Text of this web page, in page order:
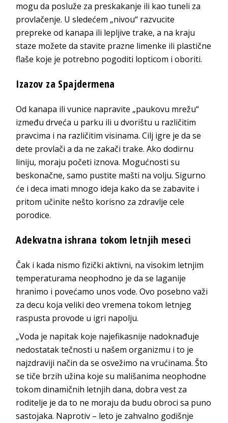
mogu da posluže za preskakanje ili kao tuneli za
provlačenje. U sledećem „nivou“ razvucite
prepreke od kanapa ili lepljive trake, a na kraju
staze možete da stavite prazne limenke ili plastične
flaše koje je potrebno pogoditi lopticom i oboriti.
Izazov za Spajdermena
Od kanapa ili vunice napravite „paukovu mrežu“
između drveća u parku ili u dvorištu u različitim
pravcima i na različitim visinama. Cilj igre je da se
dete provlači a da ne zakači trake. Ako dodirnu
liniju, moraju početi iznova. Mogućnosti su
beskonačne, samo pustite mašti na volju. Sigurno
će i deca imati mnogo ideja kako da se zabavite i
pritom učinite nešto korisno za zdravlje cele
porodice.
Adekvatna ishrana tokom letnjih meseci
Čak i kada nismo fizički aktivni, na visokim letnjim
temperaturama neophodno je da se laganije
hranimo i povećamo unos vode. Ovo posebno važi
za decu koja veliki deo vremena tokom letnjeg
raspusta provode u igri napolju.
„Voda je napitak koje najefikasnije nadoknađuje
nedostatak tečnosti u našem organizmu i to je
najzdraviji način da se osvežimo na vrućinama. Što
se tiče brzih užina koje su mališanima neophodne
tokom dinamičnih letnjih dana, dobra vest za
roditelje je da to ne moraju da budu obroci sa puno
sastojaka. Naprotiv – leto je zahvalno godišnje